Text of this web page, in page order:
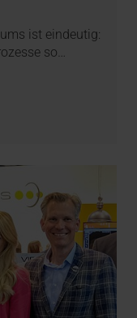
ist eindeutig:
so…